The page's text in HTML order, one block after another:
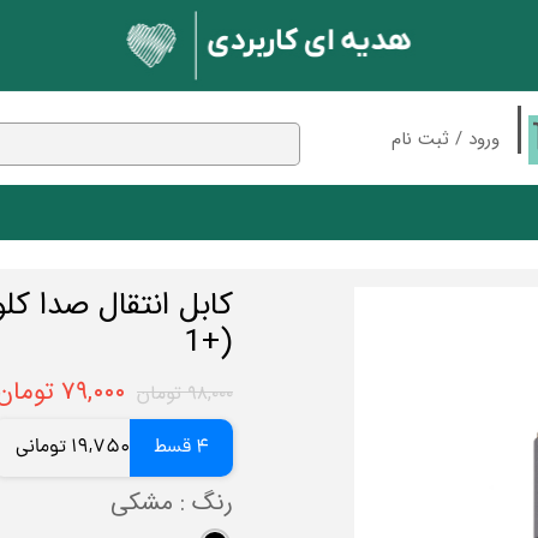
ورود / ثبت نام
اسپیکر
شارژر وایرلس
نور و روشنایی
کارت حافظه
1+)
۹۸,۰۰۰ تومان ۷۹,۰۰۰ تومان
4 قسط 19,750 تومانی
رنگ : مشکی